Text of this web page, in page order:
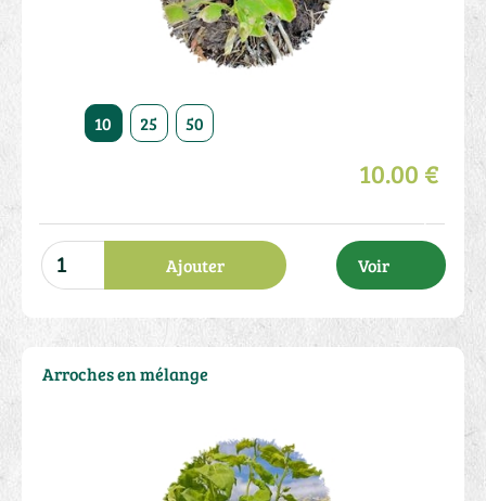
10 25 50
10.00 €
Ajouter Voir
Arroches en mélange